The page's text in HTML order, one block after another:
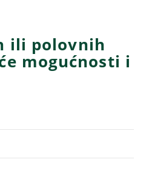
ili polovnih
mogućnosti i